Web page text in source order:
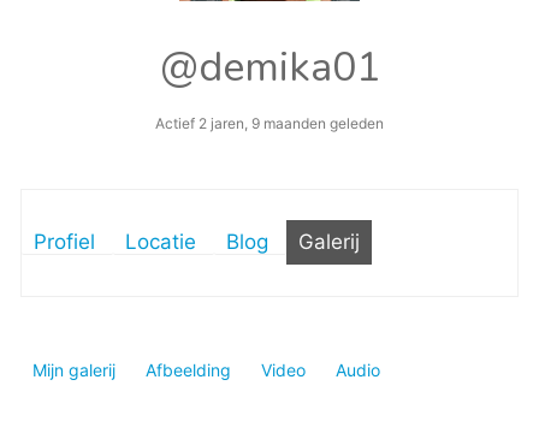
@demika01
Actief 2 jaren, 9 maanden geleden
Profiel Locatie Blog Galerij
Mijn galerij Afbeelding Video Audio